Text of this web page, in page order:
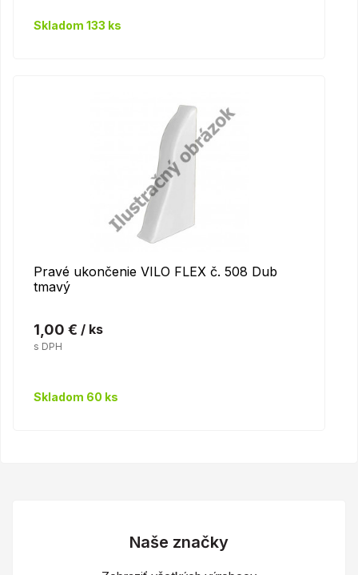
Skladom 133 ks
Pravé ukončenie VILO FLEX č. 508 Dub
tmavý
1,00 € / ks
s DPH
Skladom 60 ks
Naše značky